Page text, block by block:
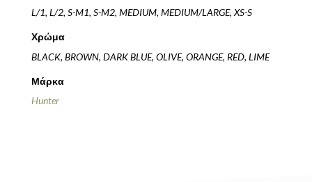
L/1, L/2, S-M1, S-M2, MEDIUM, MEDIUM/LARGE, XS-S
Χρώμα
BLACK, BROWN, DARK BLUE, OLIVE, ORANGE, RED, LIME
Μάρκα
Hunter